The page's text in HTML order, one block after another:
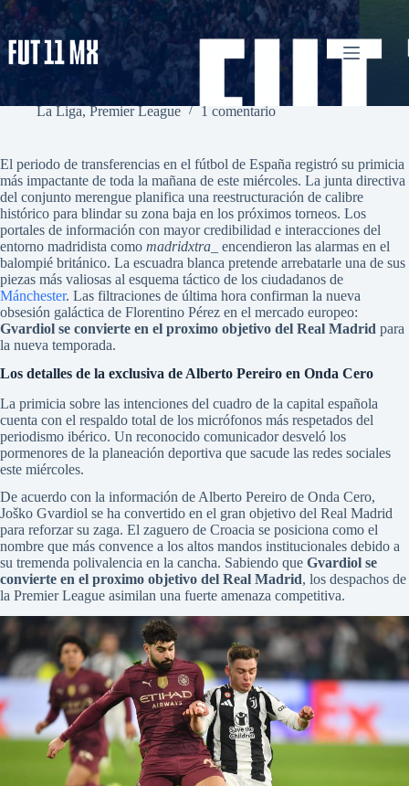
Saltar
al
contenido
Gvardiol se convierte en el proximo objetivo del Real Madrid
admin
La Liga,Premier League 1 comentario
El periodo de transferencias en el fútbol de España registró su primicia
más impactante de toda la mañana de este miércoles. La junta directiva
del conjunto merengue planifica una reestructuración de calibre
histórico para blindar su zona baja en los próximos torneos. Los
portales de información con mayor credibilidad e interacciones del
entorno madridista como madridxtra_
encendieron las alarmas en el
balompié británico. La escuadra blanca pretende arrebatarle una de sus
piezas más valiosas al esquema táctico de los ciudadanos de
Mánchester. Las filtraciones de última hora confirman la nueva
obsesión galáctica de Florentino Pérez en el mercado europeo:
Gvardiol se convierte en el proximo objetivo del Real Madrid para
la nueva temporada.
Los detalles de la exclusiva de Alberto Pereiro en Onda Cero
La primicia sobre las intenciones del cuadro de la capital española
cuenta con el respaldo total de los micrófonos más respetados del
periodismo ibérico. Un reconocido comunicador desveló los
pormenores de la planeación deportiva que sacude las redes sociales
este miércoles.
De acuerdo con la información de Alberto Pereiro de Onda Cero,
Joško Gvardiol se ha convertido en el gran objetivo del Real Madrid
para reforzar su zaga. El zaguero de Croacia se posiciona como el
nombre que más convence a los altos mandos institucionales debido a
su tremenda polivalencia en la cancha. Sabiendo que Gvardiol se
convierte en el proximo objetivo del Real Madrid, los despachos de
la Premier League asimilan una fuerte amenaza competitiva.